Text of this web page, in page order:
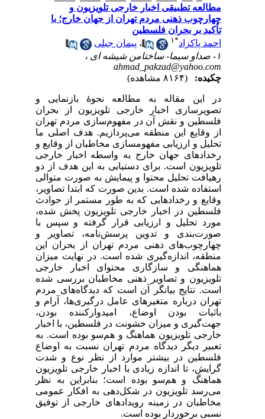
مطالعه تطبیقی اخبار خارجی تلویزیون و
چهارچوب ذهنی مردم تهران از جهان خارج؛ با
تأکید بر بحران فلسطین
احمد پاکزاد *۱ ،پیمان جبلی
ahmad_pakzad@yahoo.com
چکیده:
در این مقاله به مطالعه نحوۀ بازنمایی و
تصویرسازی اخبار خارجی تلویزیون از بحران
فلسطین و نقش آن در مفهوم‌سازی مردم تهران
از وقایع این منطقه می‌پردازیم. هدف اصلی ما
تحلیل و ارزیابی مفهوم‏سازی مخاطبان از وقایع و
رخدادهای جهان خارج به واسطه اخبار خارجی
تلویزیون است. برای دستیابی به این هدف از دو
رهیافت تحلیل محتوا و پیمایش به صورت متوالی
استفاده شده است. بدین صورت که ابتدا تصاویر،
وقایع و رخدادهایی که به طور مستمر از حوادث
فلسطین در اخبار خارجی تلویزیون پخش شده،
مورد تحلیل و ارزیابی قرار گرفته و سپس با
صورت‌بندی و تدوین پرسش‌نامه، تصاویر و
چهارچوب‌های ذهنی مردم تهران از بحران این
منطقه، اندازه‌گیری شده است. در نهایت میزان
هماهنگی و سازگاری محتوای اخبار خارجی
تلویزیون و تصاویر ذهنی مخاطبان بررسی شده
است. نتایج بیانگر آن است که دیدگاه‌های مردم
تهران درباره متغیرهای عامل درگیری‌ها، آرام و
باثبات بودن اوضاع، امیدوارکننده بودن،
جهت‌گیری و میزان خشونت در فلسطین، با اخبار
خارجی تلویزیون هماهنگ و هم‌سو بوده است. به
تعبیر دیگر دیدگاه مردم تهران نسبت به اوضاع
فلسطین در بیشتر موارد از نظر نوع و شدت
گرایش، تا اندازه زیادی با اخبار خارجی تلویزیون
هماهنگ و هم‌سو بوده است؛ بنابراین به نظر
می‌رسد تلویزیون در شکل‌دهی به افکار عمومی
مخاطبان در زمینه رویدادهای خارجی از توفیق
نسبی برخوردار بوده است.